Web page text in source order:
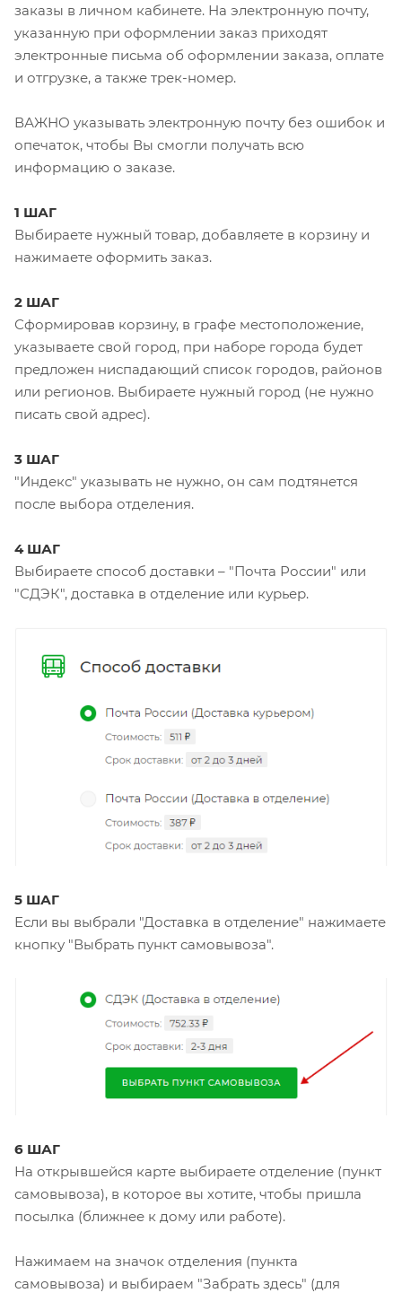
заказы в личном кабинете. На электронную почту,
указанную при оформлении заказ приходят
электронные письма об оформлении заказа, оплате
и отгрузке, а также трек-номер.
ВАЖНО указывать электронную почту без ошибок и
опечаток, чтобы Вы смогли получать всю
информацию о заказе.
1 ШАГ
Выбираете нужный товар, добавляете в корзину и
нажимаете оформить заказ.
2 ШАГ
Сформировав корзину, в графе местоположение,
указываете свой город, при наборе города будет
предложен ниспадающий список городов, районов
или регионов. Выбираете нужный город (не нужно
писать свой адрес).
3 ШАГ
"Индекс" указывать не нужно, он сам подтянется
после выбора отделения.
4 ШАГ
Выбираете способ доставки – "Почта России" или
"СДЭК", доставка в отделение или курьер.
5 ШАГ
Если вы выбрали "Доставка в отделение" нажимаете
кнопку "Выбрать пункт самовывоза".
6 ШАГ
На открывшейся карте выбираете отделение (пункт
самовывоза), в которое вы хотите, чтобы пришла
посылка (ближнее к дому или работе).
Нажимаем на значок отделения (пункта
самовывоза) и выбираем "Забрать здесь" (для